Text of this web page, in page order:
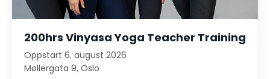
200hrs Vinyasa Yoga Teacher Training
Oppstart 6. august 2026
Møllergata 9, Oslo